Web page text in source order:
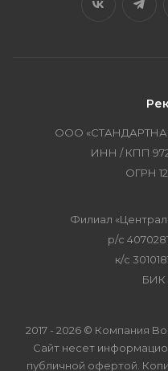
ООО
ИНН / КПП
ОГРН
Филиал
р/с
к/с
БИК
2017 - 2026 © Компания
Сайт несет
публичной офертой.